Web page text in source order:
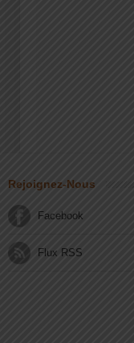
Rejoignez-Nous
Facebook
Flux RSS